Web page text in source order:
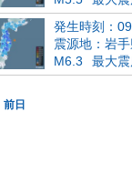
発生時刻：
震源地：岩
M6.3
最大
前日